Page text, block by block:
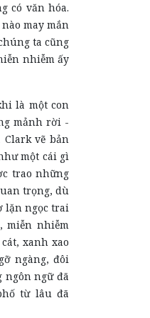
có văn hóa.
may mắn
ta cũng
nhiễm ấy
là một con
mảnh rời -
vẽ bản
một cái gì
trao những
trọng, dù
lặn ngọc trai
miễn nhiễm
xanh xao
ngàng, đôi
ngôn ngữ đã
từ lâu đã